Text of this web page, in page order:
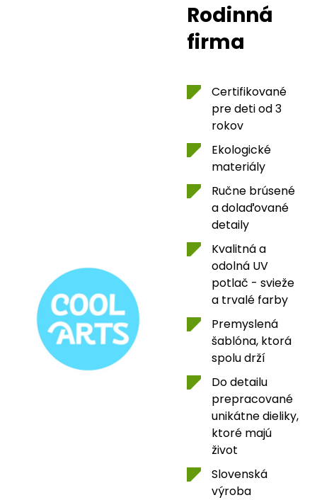
Rodinná
firma
Certifikované
pre deti od 3
rokov
Ekologické
materiály
Ručne brúsené
a dolaďované
detaily
Kvalitná a
odolná UV
potlač - svieže
a trvalé farby
Premyslená
šablóna, ktorá
spolu drží
Do detailu
prepracované
unikátne dieliky,
ktoré majú
život
Slovenská
výroba